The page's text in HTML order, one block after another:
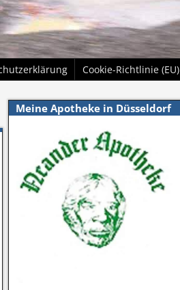
Cookie-Richtlinie (EU)
Meine Apotheke in Düsseldorf